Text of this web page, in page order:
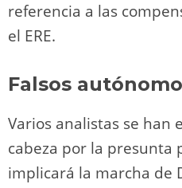
referencia a las
el ERE.
Falsos
Varios analistas se han
cabeza por la presunta
implicará la marcha de